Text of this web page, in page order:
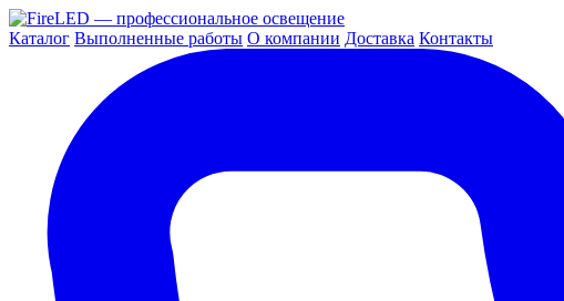
Каталог Выполненные работы О компании Доставка Контакты